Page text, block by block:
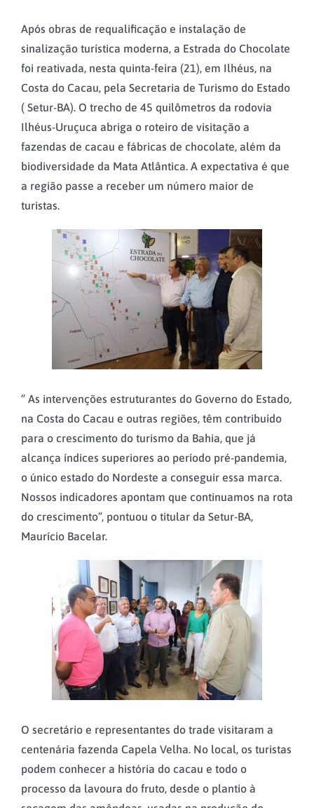
Após obras de requalificação e instalação de
sinalização turística moderna, a Estrada do Chocolate
foi reativada, nesta quinta-feira (21), em Ilhéus, na
Costa do Cacau, pela Secretaria de Turismo do Estado
( Setur-BA). O trecho de 45 quilômetros da rodovia
Ilhéus-Uruçuca abriga o roteiro de visitação a
fazendas de cacau e fábricas de chocolate, além da
biodiversidade da Mata Atlântica. A expectativa é que
a região passe a receber um número maior de
turistas.
” As intervenções estruturantes do Governo do Estado,
na Costa do Cacau e outras regiões, têm contribuído
para o crescimento do turismo da Bahia, que já
alcança índices superiores ao período pré-pandemia,
o único estado do Nordeste a conseguir essa marca.
Nossos indicadores apontam que continuamos na rota
do crescimento”, pontuou o titular da Setur-BA,
Maurício Bacelar.
O secretário e representantes do trade visitaram a
centenária fazenda Capela Velha. No local, os turistas
podem conhecer a história do cacau e todo o
processo da lavoura do fruto, desde o plantio à